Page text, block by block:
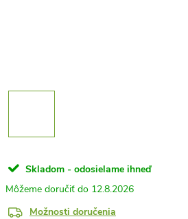
Skladom - odosielame ihneď
12.8.2026
Možnosti doručenia